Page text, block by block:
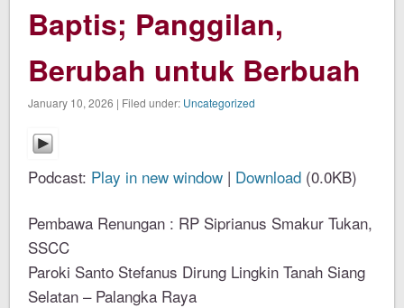
Baptis; Panggilan,
Berubah untuk Berbuah
January 10, 2026 | Filed under: Uncategorized
Podcast: Play in new window | Download (0.0KB)
Pembawa Renungan : RP Siprianus Smakur Tukan,
SSCC
Paroki Santo Stefanus Dirung Lingkin Tanah Siang
Selatan – Palangka Raya